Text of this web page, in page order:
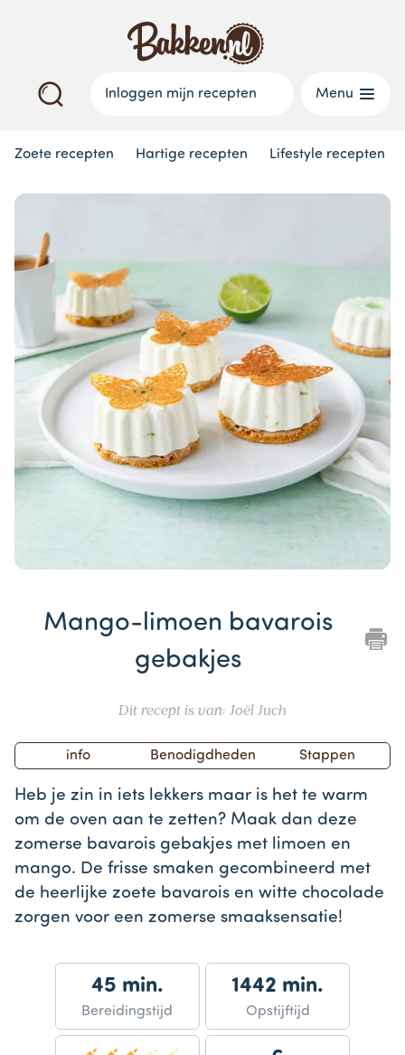
Inloggen mijn recepten Menu
Zoete recepten Hartige recepten Lifestyle recepten
Mango-limoen bavarois
gebakjes
Dit recept is van: Joël Juch
info Benodigdheden Stappen
Heb je zin in iets lekkers maar is het te warm
om de oven aan te zetten? Maak dan deze
zomerse bavarois gebakjes met limoen en
mango. De frisse smaken gecombineerd met
de heerlijke zoete bavarois en witte chocolade
zorgen voor een zomerse smaaksensatie!
45 min.
Bereidingstijd
1442 min.
Opstijftijd